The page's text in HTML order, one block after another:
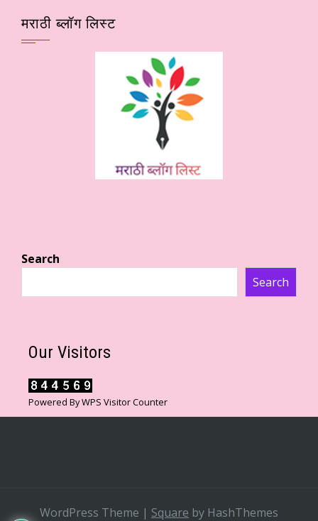
मराठी ब्लॉग लिस्ट
Search
Search
Our Visitors
Powered ByWPS Visitor Counter
WordPress Theme | Square by HashThemes